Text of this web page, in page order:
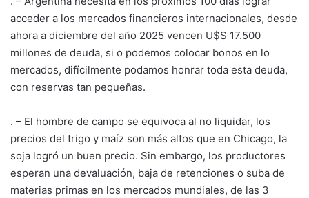
acceder a los mercados financieros internacionales, desde
ahora a diciembre del año 2025 vencen U$S 17.500
millones de deuda, si o podemos colocar bonos en lo
mercados, difícilmente podamos honrar toda esta deuda,
con reservas tan pequeñas.
. – El hombre de campo se equivoca al no liquidar, los
precios del trigo y maíz son más altos que en Chicago, la
soja logró un buen precio. Sin embargo, los productores
esperan una devaluación, baja de retenciones o suba de
materias primas en los mercados mundiales, de las 3